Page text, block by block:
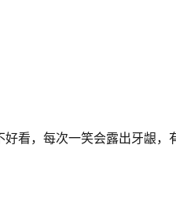
看，每次一笑会露出牙龈，